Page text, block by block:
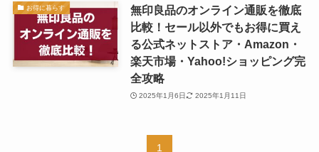
お得に暮らす
無印良品のオンライン通販を徹底
比較！セール以外でもお得に買え
る公式ネットストア・Amazon・
楽天市場・Yahoo!ショッピング完
全攻略
2025年1月6日 2025年1月11日
1